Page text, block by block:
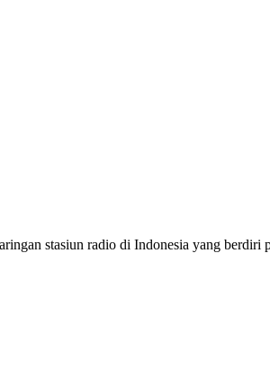
stasiun radio di Indonesia yang berdiri